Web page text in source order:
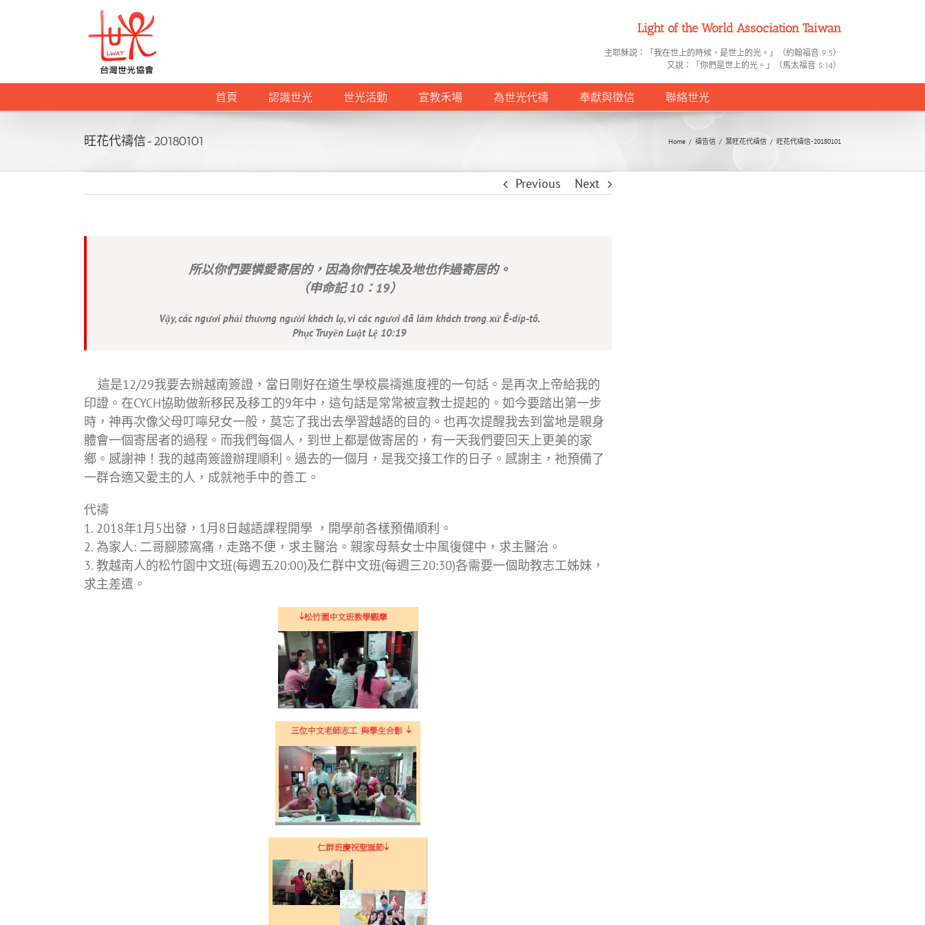
Light of the World Association Taiwan
主耶穌説：「我在世上的時候，是世上的光。」（約翰福音 9:5）
又說：「你們是世上的光。」（馬太福音 5:14）
首頁 認識世光 世光活動 宣教禾場 為世光代禱 奉獻與徵信 聯絡世光
旺花代禱信-20180101 Home / 禱告信 / 葉旺花代禱信 / 旺花代禱信-20180101
Previous Next
所以你們要憐愛寄居的，因為你們在埃及地也作過寄居的。
（申命記 10：19）
Vậy, các ngươi phải thương người khách lạ, vì các ngươi đã làm khách trong xứ Ê-díp-tô.
Phục Truyền Luật Lệ 10:19
這是12/29我要去辦越南簽證，當日剛好在道生學校晨禱進度裡的一句話。是再次上帝給我的
印證。在CYCH協助做新移民及移工的9年中，這句話是常常被宣教士提起的。如今要踏出第一步
時，神再次像父母叮嚀兒女一般，莫忘了我出去學習越語的目的。也再次提醒我去到當地是親身
體會一個寄居者的過程。而我們每個人，到世上都是做寄居的，有一天我們要回天上更美的家
鄉。感謝神！我的越南簽證辦理順利。過去的一個月，是我交接工作的日子。感謝主，祂預備了
一群合適又愛主的人，成就祂手中的善工。
代禱
1. 2018年1月5出發，1月8日越語課程開學 ，開學前各樣預備順利。
2. 為家人: 二哥腳膝窩痛，走路不便，求主醫治。親家母蔡女士中風復健中，求主醫治。
3. 教越南人的松竹園中文班(每週五20:00)及仁群中文班(每週三20:30)各需要一個助教志工姊妹，
求主差遣。